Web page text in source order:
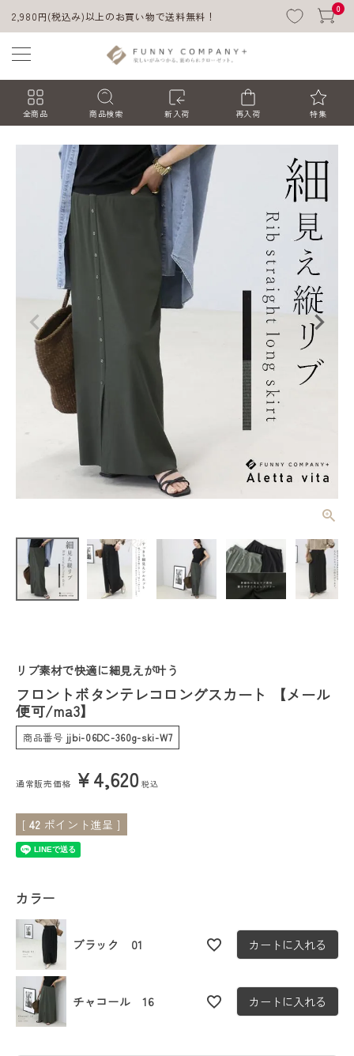
2,980円(税込み)以上のお買い物で送料無料！
0
全商品 商品検索 新入荷 再入荷 特集
ACCOUNT MENU
ようこそ ゲスト 様
ログイン 会員登録
ンテレコロン
可/ma3】
ファッション雑貨
会員ステージ特典プログラムについて
ご利用ガイド
リブ素材で快適に細見えが叶う
フロントボタンテレコロングスカート 【メール
便可/ma3】
商品番号 jjbi-06DC-360g-ski-W7
通常販売価格 ¥4,620 税込
[ 42 ポイント進呈 ]
カラー
ブラック 01 カートに入れる
チャコール 16 カートに入れる